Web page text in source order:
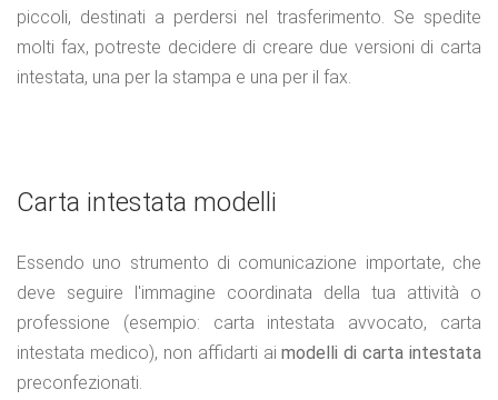
piccoli, destinati a perdersi nel trasferimento. Se spedite
molti fax, potreste decidere di creare due versioni di carta
intestata, una per la stampa e una per il fax.
Carta intestata modelli
Essendo uno strumento di comunicazione importate, che
deve seguire l'immagine coordinata della tua attività o
professione (esempio: carta intestata avvocato, carta
intestata medico), non affidarti aimodelli di carta intestata
preconfezionati.